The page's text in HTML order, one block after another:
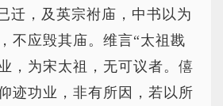
迁，及英宗祔庙，中书以为
不应毁其庙。维言“太祖戡
，为宋太祖，无可议者。僖
迹功业，非有所因，若以所